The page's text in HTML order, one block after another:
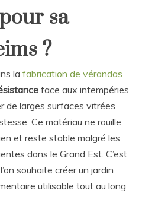
sa
?
la fabrication de vérandas
face aux intempéries
de larges surfaces vitrées
Ce matériau ne rouille
et reste stable malgré les
dans le Grand Est. C’est
souhaite créer un jardin
utilisable tout au long